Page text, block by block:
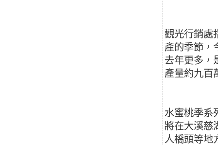
觀光行銷處
產的季節，
去年更多，
產量約九百
水蜜桃季系
將在大溪慈
人橋頭等地